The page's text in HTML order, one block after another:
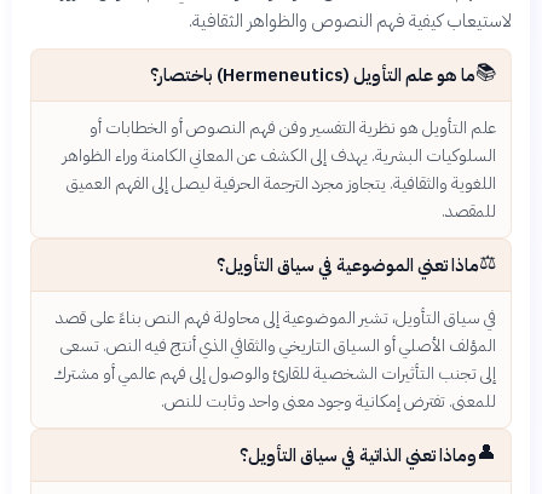
لاستيعاب كيفية فهم النصوص والظواهر الثقافية.
📚ما هو علم التأويل (Hermeneutics) باختصار؟
علم التأويل هو نظرية التفسير وفن فهم النصوص أو الخطابات أو
السلوكيات البشرية. يهدف إلى الكشف عن المعاني الكامنة وراء الظواهر
اللغوية والثقافية. يتجاوز مجرد الترجمة الحرفية ليصل إلى الفهم العميق
للمقصد.
⚖️ماذا تعني الموضوعية في سياق التأويل؟
في سياق التأويل، تشير الموضوعية إلى محاولة فهم النص بناءً على قصد
المؤلف الأصلي أو السياق التاريخي والثقافي الذي أنتج فيه النص. تسعى
إلى تجنب التأثيرات الشخصية للقارئ والوصول إلى فهم عالمي أو مشترك
للمعنى. تفترض إمكانية وجود معنى واحد وثابت للنص.
👤وماذا تعني الذاتية في سياق التأويل؟